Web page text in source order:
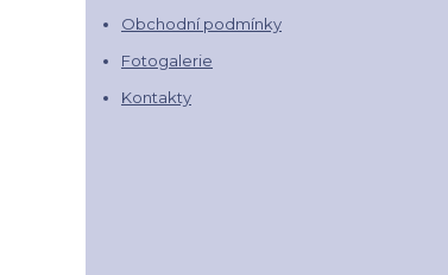
Obchodní podmínky
Fotogalerie
Kontakty